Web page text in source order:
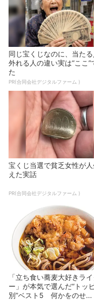
同じ宝くじなのに、当たる
外れる人の違い実は“ここ”
た
PR(合同会社デジタルファーム )
宝くじ当選で貧乏女性が
えた実話
PR(合同会社デジタルファーム )
「立ち食い蕎麦大好きライ
ー」が本気で選んだ“トッ
別”ベスト5 何かをのせ...